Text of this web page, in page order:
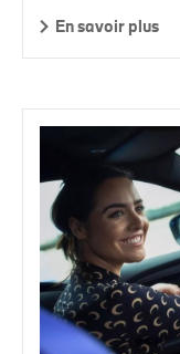
En savoir plus